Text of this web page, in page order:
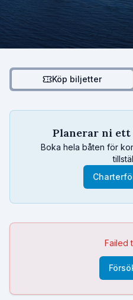
Köp biljetter
Planerar ni ett
Boka hela båten för
Failed